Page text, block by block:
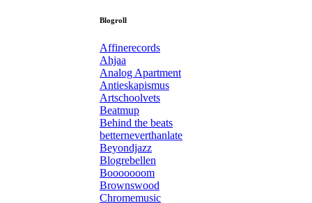
Blogroll
Affinerecords
Ahjaa
Analog Apartment
Antieskapismus
Artschoolvets
Beatmup
Behind the beats
betterneverthanlate
Beyondjazz
Blogrebellen
Booooooom
Brownswood
Chromemusic